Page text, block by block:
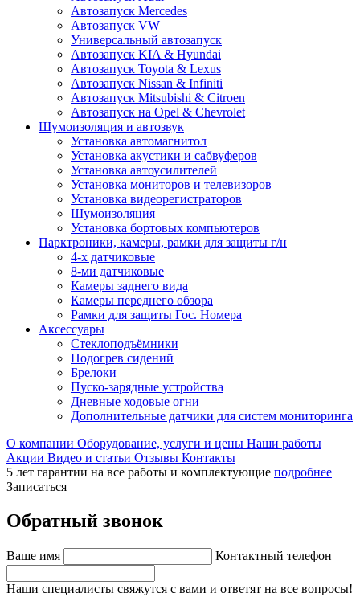
Автозапуск Mercedes
Автозапуск VW
Универсальный автозапуск
Автозапуск KIA & Hyundai
Автозапуск Toyota & Lexus
Автозапуск Nissan & Infiniti
Автозапуск Mitsubishi & Citroen
Автозапуск на Opel & Chevrolet
Шумоизоляция и автозвук
Установка автомагнитол
Установка акустики и сабвуферов
Установка автоусилителей
Установка мониторов и телевизоров
Установка видеорегистраторов
Шумоизоляция
Установка бортовых компьютеров
Парктроники, камеры, рамки для защиты г/н
4-х датчиковые
8-ми датчиковые
Камеры заднего вида
Камеры переднего обзора
Рамки для защиты Гос. Номера
Аксессуары
Стеклоподъёмники
Подогрев сидений
Брелоки
Пуско-зарядные устройства
Дневные ходовые огни
Дополнительные датчики для систем мониторинга
О компании Оборудование, услуги и цены Наши работы
Акции Видео и статьи Отзывы Контакты
5 лет гарантии на все работы и комплектующие подробнее
Записаться
Обратный звонок
Ваше имя Контактный телефон
Наши специалисты свяжутся с вами и ответят на все вопросы!